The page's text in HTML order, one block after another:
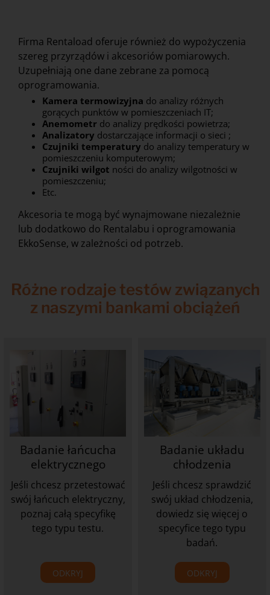
Firma Rentaload oferuje również do wypożyczenia
szereg przyrządów i akcesoriów pomiarowych.
Uzupełniają one dane zebrane za pomocą
oprogramowania.
Kamera termowizyjna do analizy różnych
gorących punktów w pomieszczeniach IT;
Anemometr do analizy prędkości powietrza;
Analizatory dostarczające informacji o sieci ;
Czujniki temperatury do analizy temperatury w
pomieszczeniu komputerowym;
Czujniki wilgot ności do analizy wilgotności w
pomieszczeniu;
Etc.
Akcesoria te mogą być wynajmowane niezależnie
lub dodatkowo do Rentalabu i oprogramowania
EkkoSense, w zależności od potrzeb.
Różne rodzaje testów związanych
z naszymi bankami obciążeń
Badanie łańcucha
elektrycznego
Jeśli chcesz przetestować
swój łańcuch elektryczny,
poznaj całą specyfikę
tego typu testu.
ODKRYJ
Badanie układu
chłodzenia
Jeśli chcesz sprawdzić
swój układ chłodzenia,
dowiedz się więcej o
specyfice tego typu
badań.
ODKRYJ